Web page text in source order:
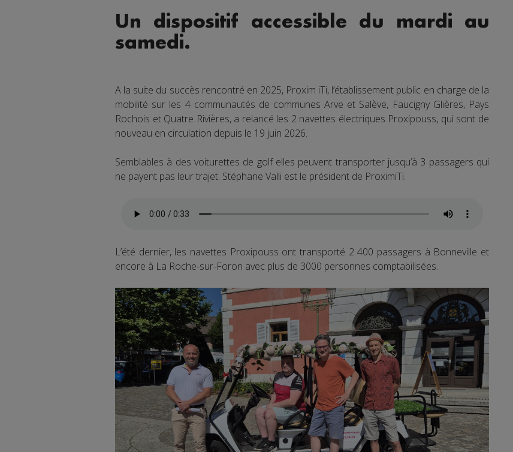
Un dispositif accessible du mardi au
samedi.
A la suite du succès rencontré en 2025, Proxim iTi, l’établissement public en charge de la
mobilité sur les 4 communautés de communes Arve et Salève, Faucigny Glières, Pays
Rochois et Quatre Rivières, a relancé les 2 navettes électriques Proxipouss, qui sont de
nouveau en circulation depuis le 19 juin 2026.
Semblables à des voiturettes de golf elles peuvent transporter jusqu’à 3 passagers qui
ne payent pas leur trajet. Stéphane Valli est le président de ProximiTi.
L’été dernier, les navettes Proxipouss ont transporté 2 400 passagers à Bonneville et
encore à La Roche-sur-Foron avec plus de 3000 personnes comptabilisées.